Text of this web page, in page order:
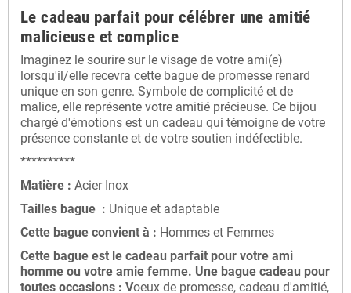
Le cadeau parfait pour célébrer une amitié
malicieuse et complice
Imaginez le sourire sur le visage de votre ami(e)
lorsqu'il/elle recevra cette bague de promesse renard
unique en son genre. Symbole de complicité et de
malice, elle représente votre amitié précieuse. Ce bijou
chargé d'émotions est un cadeau qui témoigne de votre
présence constante et de votre soutien indéfectible.
**********
Matière : Acier Inox
Tailles bague : Unique et adaptable
Cette bague convient à : Hommes et Femmes
Cette bague est le cadeau parfait pour votre ami
homme ou votre amie femme. Une bague cadeau pour
toutes occasions : Voeux de promesse, cadeau d'amitié,